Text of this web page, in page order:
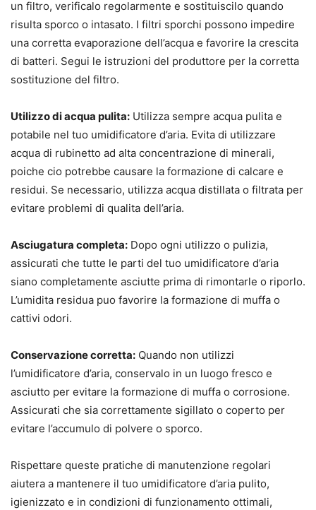
un filtro, verificalo regolarmente e sostituiscilo quando
risulta sporco o intasato. I filtri sporchi possono impedire
una corretta evaporazione dell’acqua e favorire la crescita
di batteri. Segui le istruzioni del produttore per la corretta
sostituzione del filtro.
Utilizzo di acqua pulita: Utilizza sempre acqua pulita e
potabile nel tuo umidificatore d’aria. Evita di utilizzare
acqua di rubinetto ad alta concentrazione di minerali,
poiche cio potrebbe causare la formazione di calcare e
residui. Se necessario, utilizza acqua distillata o filtrata per
evitare problemi di qualita dell’aria.
Asciugatura completa: Dopo ogni utilizzo o pulizia,
assicurati che tutte le parti del tuo umidificatore d’aria
siano completamente asciutte prima di rimontarle o riporlo.
L’umidita residua puo favorire la formazione di muffa o
cattivi odori.
Conservazione corretta: Quando non utilizzi
l’umidificatore d’aria, conservalo in un luogo fresco e
asciutto per evitare la formazione di muffa o corrosione.
Assicurati che sia correttamente sigillato o coperto per
evitare l’accumulo di polvere o sporco.
Rispettare queste pratiche di manutenzione regolari
aiutera a mantenere il tuo umidificatore d’aria pulito,
igienizzato e in condizioni di funzionamento ottimali,